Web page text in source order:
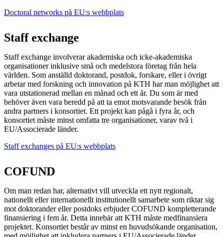
​​​​​​​Doctoral networks på EU:s webbplats
Staff exchange
Staff exchange involverar akademiska och icke-akademiska
organisationer inklusive små och medelstora företag från hela
världen. Som anställd doktorand, postdok, forskare, eller i övrigt
arbetar med forskning och innovation på KTH har man möjlighet att
vara utstationerad mellan en månad och ett år. Du som är med
behöver även vara beredd på att ta emot motsvarande besök från
andra partners i konsortiet. Ett projekt kan pågå i fyra år, och
konsortiet måste minst omfatta tre organisationer, varav två i
EU/Associerade länder.
Staff exchanges på EU:s webbplats
COFUND
Om man redan har, alternativt vill utveckla ett nytt regionalt,
nationellt eller internationellt institutionellt samarbete som riktar sig
mot doktorander eller postdoks erbjuder COFUND kompletterande
finansiering i fem år. Detta innebär att KTH måste medfinansiera
projektet. Konsortiet består av minst en huvudsökande organisation,